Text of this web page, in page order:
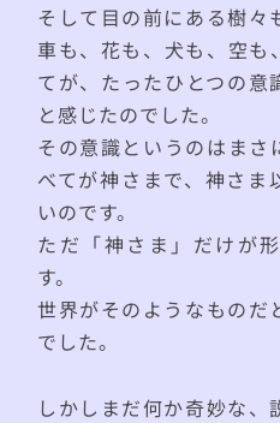
そして目の前にある樹々
車も、花も、犬も、空も
てが、たったひとつの意
と感じたのでした。
その意識というのはまさ
べてが神さまで、神さま
いのです。
ただ「神さま」だけが
す。
世界がそのようなものだ
でした。
しかしまだ何か奇妙な